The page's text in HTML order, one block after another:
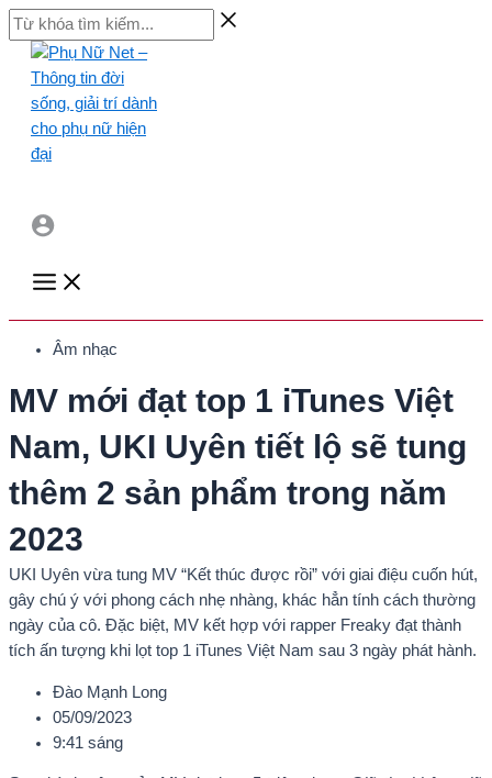
Skip
to
content
Từ
khóa
kiếm...
Main
Menu
Âm nhạc
MV mới đạt top 1 iTunes Việt
Nam, UKI Uyên tiết lộ sẽ tung
thêm 2 sản phẩm trong năm
2023
UKI Uyên vừa tung MV “Kết thúc được rồi” với giai điệu cuốn hút,
gây chú ý với phong cách nhẹ nhàng, khác hẳn tính cách thường
ngày của cô. Đặc biệt, MV kết hợp với rapper Freaky đạt thành
tích ấn tượng khi lọt top 1 iTunes Việt Nam sau 3 ngày phát hành.
Đào Mạnh Long
05/09/2023
9:41 sáng